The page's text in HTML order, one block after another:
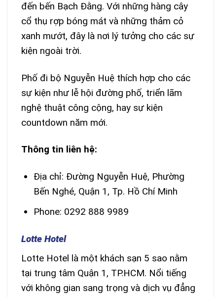
đến bến Bạch Đằng. Với những hàng cây
cổ thụ rợp bóng mát và những thảm cỏ
xanh mướt, đây là nơi lý tưởng cho các sự
kiện ngoài trời.
Phố đi bộ Nguyễn Huệ thích hợp cho các
sự kiện như lễ hội đường phố, triển lãm
nghệ thuật công cộng, hay sự kiện
countdown năm mới.
Thông tin liên hệ:
Địa chỉ: Đường Nguyễn Huệ, Phường
Bến Nghé, Quận 1, Tp. Hồ Chí Minh
Phone: 0292 888 9989
Lotte Hotel
Lotte Hotel là một khách sạn 5 sao nằm
tại trung tâm Quận 1, TP.HCM. Nổi tiếng
với không gian sang trọng và dịch vụ đẳng